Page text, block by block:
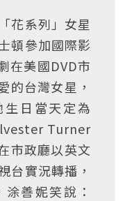
花系列」女星
頓參加國際影
在美國DVD市
的台灣女星，
日當天定為
Turner
市政廳以英文
台實況轉播，
善妮笑說：